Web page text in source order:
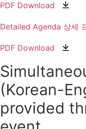
PDF Download
Detailed Agenda 상세
PDF Download
(Korean-
provided